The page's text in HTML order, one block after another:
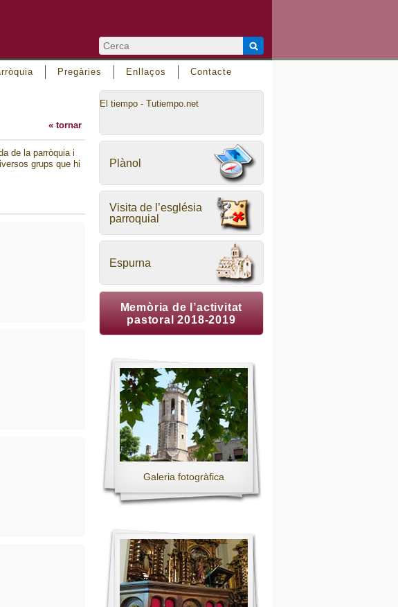
Pregàries Enllaços Contacte
« tornar
de la parròquia i
grups que hi
El tiempo - Tutiempo.net
Plànol
Visita de l’església
parroquial
Espurna
Memòria de l’activitat
pastoral 2018-2019
Galeria fotogràfica